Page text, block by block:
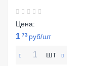
Цена:
1 73 руб/шт
шт